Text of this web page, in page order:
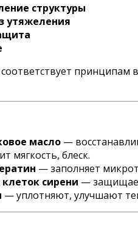
структуры
утяжеления
принципам
масло —
мягкость, блеск.
— заполняет
сирени —
— уплотняют, улучшают